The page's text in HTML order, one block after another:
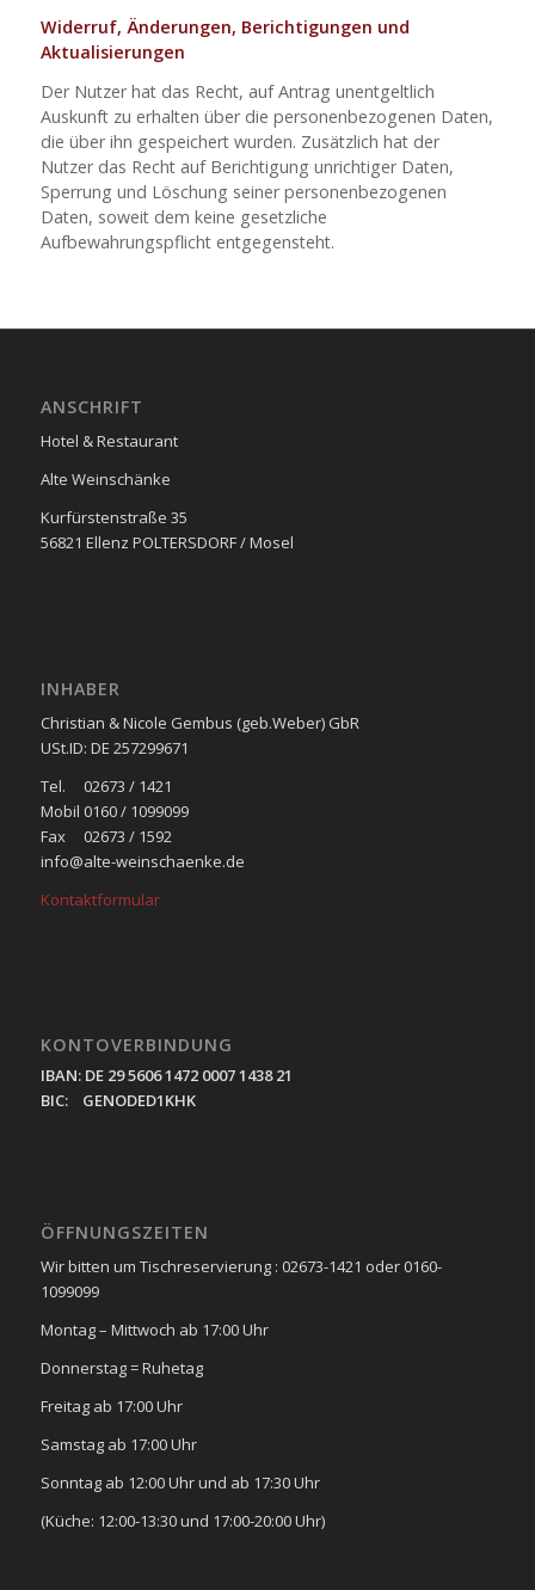
Widerruf, Änderungen, Berichtigungen und
Aktualisierungen
Der Nutzer hat das Recht, auf Antrag unentgeltlich
Auskunft zu erhalten über die personenbezogenen Daten,
die über ihn gespeichert wurden. Zusätzlich hat der
Nutzer das Recht auf Berichtigung unrichtiger Daten,
Sperrung und Löschung seiner personenbezogenen
Daten, soweit dem keine gesetzliche
Aufbewahrungspflicht entgegensteht.
ANSCHRIFT
Hotel & Restaurant
Alte Weinschänke
Kurfürstenstraße 35
56821 Ellenz POLTERSDORF / Mosel
INHABER
Christian & Nicole Gembus (geb.Weber) GbR
USt.ID: DE 257299671
Tel. 02673 / 1421
Mobil 0160 / 1099099
Fax 02673 / 1592
info@alte-weinschaenke.de
Kontaktformular
KONTOVERBINDUNG
IBAN: DE 29 5606 1472 0007 1438 21
BIC: GENODED1KHK
ÖFFNUNGSZEITEN
Wir bitten um Tischreservierung : 02673-1421 oder 0160-
1099099
Montag – Mittwoch ab 17:00 Uhr
Donnerstag = Ruhetag
Freitag ab 17:00 Uhr
Samstag ab 17:00 Uhr
Sonntag ab 12:00 Uhr und ab 17:30 Uhr
(Küche: 12:00-13:30 und 17:00-20:00 Uhr)